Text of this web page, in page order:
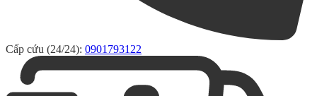
Cấp cứu (24/24): 0901793122